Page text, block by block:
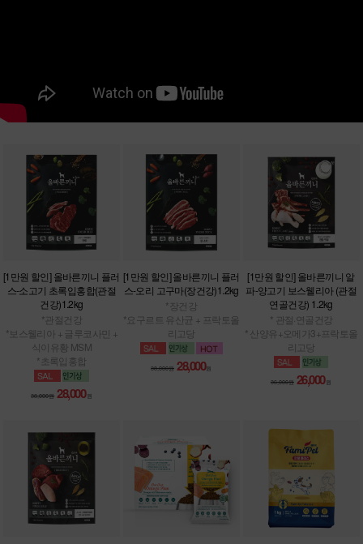
[1만원 할인] 올바른끼니 플러
스-소고기 초록입홍합(관절
건강)1.2kg
*관절건강
*보스웰리아 + 글루코사민 +
식이유황 MSM
*초록입홍합
38,000원 28,000원
[1만원 할인] 올바른끼니 플러
스-오리 고구마(장건강)1.2kg
*장건강
*요구르트 유산균 + 프락토올
리고당
38,000원 28,000원
[1만원 할인] 올바른끼니 알
파-양고기 보스웰리아 (관절
연골건강) 1.2kg
* 관절·연골건강
* 산양유+오메가3+프락토올
리고당
36,000원 26,000 원